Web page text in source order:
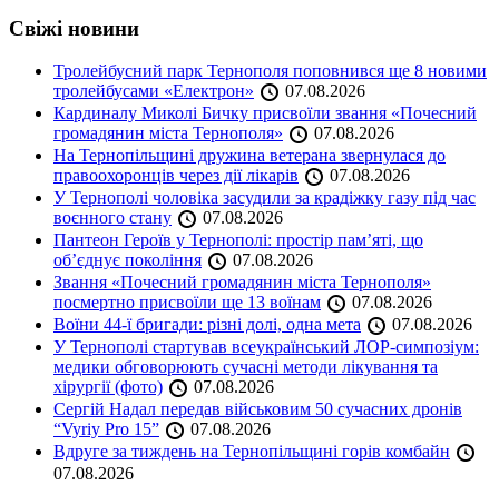
Свіжі новини
Тролейбусний парк Тернополя поповнився ще 8 новими
тролейбусами «Електрон»
07.08.2026
Кардиналу Миколі Бичку присвоїли звання «Почесний
громадянин міста Тернополя»
07.08.2026
На Тернопільщині дружина ветерана звернулася до
правоохоронців через дії лікарів
07.08.2026
У Тернополі чоловіка засудили за крадіжку газу під час
воєнного стану
07.08.2026
Пантеон Героїв у Тернополі: простір пам’яті, що
об’єднує покоління
07.08.2026
Звання «Почесний громадянин міста Тернополя»
посмертно присвоїли ще 13 воїнам
07.08.2026
Воїни 44-ї бригади: різні долі, одна мета
07.08.2026
У Тернополі стартував всеукраїнський ЛОР-симпозіум:
медики обговорюють сучасні методи лікування та
хірургії (фото)
07.08.2026
Сергій Надал передав військовим 50 сучасних дронів
“Vyriy Pro 15”
07.08.2026
Вдруге за тиждень на Тернопільщині горів комбайн
07.08.2026